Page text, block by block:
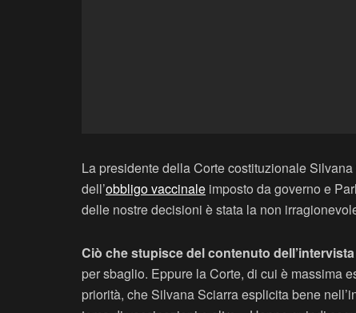
La presidente della Corte costituzionale
dell’obbligo vaccinale imposto da governo e
delle nostre decisioni è stata la non
Ciò che stupisce del contenuto
per sbaglio. Eppure la Corte, di cui è massima
priorità, che Silvana Sciarra esplicita bene